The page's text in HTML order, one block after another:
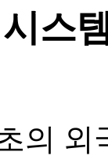
스
의